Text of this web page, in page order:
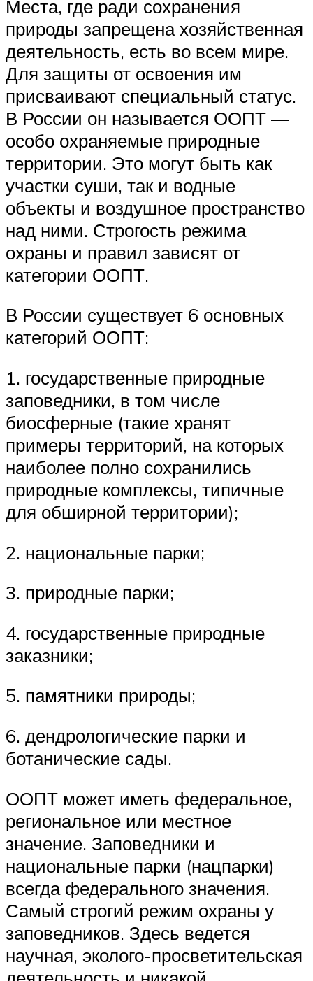
Места, где ради сохранения
природы запрещена хозяйственная
деятельность, есть во всем мире.
Для защиты от освоения им
присваивают специальный статус.
В России он называется ООПТ —
особо охраняемые природные
территории. Это могут быть как
участки суши, так и водные
объекты и воздушное пространство
над ними. Строгость режима
охраны и правил зависят от
категории ООПТ.
В России существует 6 основных
категорий ООПТ:
1. государственные природные
заповедники, в том числе
биосферные (такие хранят
примеры территорий, на которых
наиболее полно сохранились
природные комплексы, типичные
для обширной территории);
2. национальные парки;
3. природные парки;
4. государственные природные
заказники;
5. памятники природы;
6. дендрологические парки и
ботанические сады.
ООПТ может иметь федеральное,
региональное или местное
значение. Заповедники и
национальные парки (нацпарки)
всегда федерального значения.
Самый строгий режим охраны у
заповедников. Здесь ведется
научная, эколого-просветительская